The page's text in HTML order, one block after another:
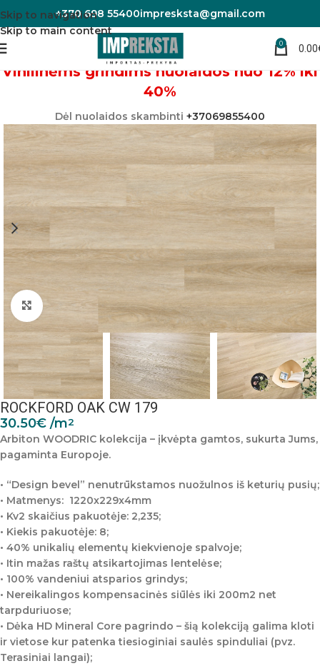
Skip to navigation
Skip to main content
+370 698 55400impresksta@gmail.com
0 0.00
Pradžia Vinilinės grindys
Vinilinėms grindims nuolaidos nuo 12% iki
40%
Dėl nuolaidos skambinti +37069855400
Padidinti nuotrauką
ROCKFORD OAK CW 179
30.50€ /m2
Arbiton WOODRIC kolekcija – įkvėpta gamtos, sukurta Jums,
pagaminta Europoje.
• “Design bevel” nenutrūkstamos nuožulnos iš keturių pusių;
• Matmenys: 1220x229x4mm
• Kv2 skaičius pakuotėje: 2,235;
• Kiekis pakuotėje: 8;
• 40% unikalių elementų kiekvienoje spalvoje;
• Itin mažas raštų atsikartojimas lentelėse;
• 100% vandeniui atsparios grindys;
• Nereikalingos kompensacinės siūlės iki 200m2 net
tarpduriuose;
• Dėka HD Mineral Core pagrindo – šią kolekciją galima kloti
ir vietose kur patenka tiesioginiai saulės spinduliai (pvz.
Terasiniai langai);